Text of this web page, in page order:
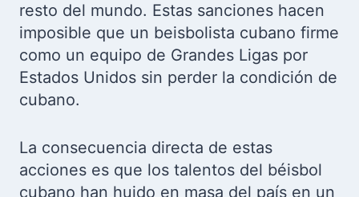
resto del mundo. Estas sanciones hacen
imposible que un beisbolista cubano firme
como un equipo de Grandes Ligas por
Estados Unidos sin perder la condición de
cubano.
La consecuencia directa de estas
acciones es que los talentos del béisbol
cubano han huido en masa del país en un